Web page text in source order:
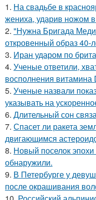
1. На свадьбе в
жениха, ударив ножом
2. "Нужна Бригада
откровенный образ 40-
3. Иран ударом по
4. Ученые ответили,
восполнения витамина
5. Ученые назвали
указывать на
6. Длительный сон
7. Спасет ли ракета
двигающимся
8. Новый поселок
обнаружили.
9. В Петербурге у
после окрашивания